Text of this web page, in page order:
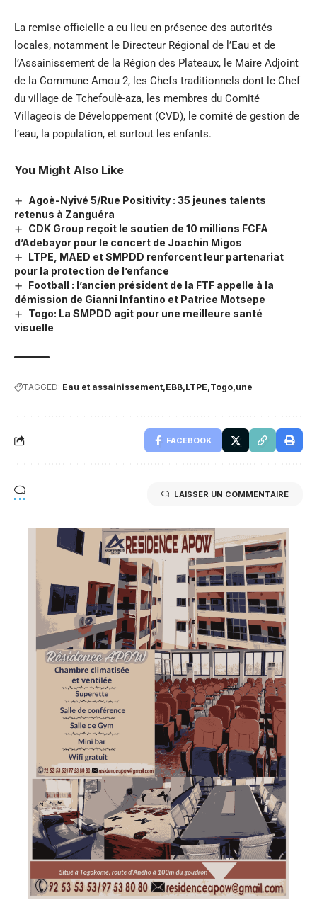
La remise officielle a eu lieu en présence des autorités
locales, notamment le Directeur Régional de l’Eau et de
l’Assainissement de la Région des Plateaux, le Maire Adjoint
de la Commune Amou 2, les Chefs traditionnels dont le Chef
du village de Tchefoulè-aza, les membres du Comité
Villageois de Développement (CVD), le comité de gestion de
l’eau, la population, et surtout les enfants.
You Might Also Like
Agoè-Nyivé 5/Rue Positivity : 35 jeunes talents
retenus à Zanguéra
CDK Group reçoit le soutien de 10 millions FCFA
d’Adebayor pour le concert de Joachin Migos
LTPE, MAED et SMPDD renforcent leur partenariat
pour la protection de l’enfance
Football : l’ancien président de la FTF appelle à la
démission de Gianni Infantino et Patrice Motsepe
Togo: La SMPDD agit pour une meilleure santé
visuelle
TAGGED: Eau et assainissement EBB LTPE Togo une
FACEBOOK
LAISSER UN COMMENTAIRE